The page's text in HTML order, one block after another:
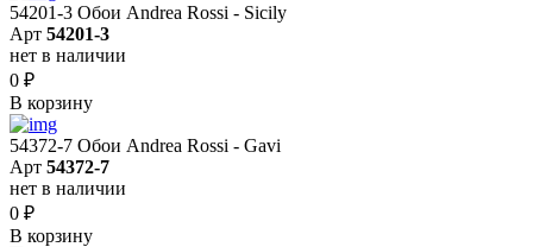
54201-3 Обои Andrea Rossi - Sicily
Арт 54201-3
нет в наличии
0 ₽
В корзину
54372-7 Обои Andrea Rossi - Gavi
Арт 54372-7
нет в наличии
0 ₽
В корзину